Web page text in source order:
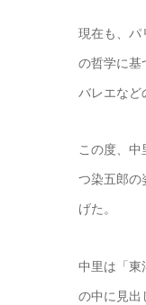
現在も、パ
の哲学に基
バレエな
この度、
つ染五郎の
げた。
中里は「東
の中に見出